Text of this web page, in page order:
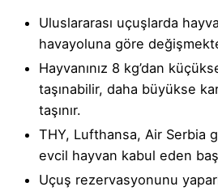
Uluslararası uçuşlarda
havayoluna göre
Hayvanınız 8 kg’dan
taşınabilir, daha büyükse
taşınır.
THY, Lufthansa, Air Serbia
evcil hayvan kabul eden
Uçuş rezervasyonunu